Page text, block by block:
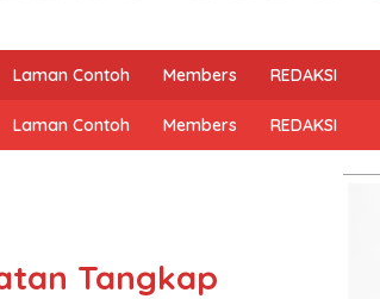
Laman Contoh Members REDAKSI
Laman Contoh Members REDAKSI
Tangkap